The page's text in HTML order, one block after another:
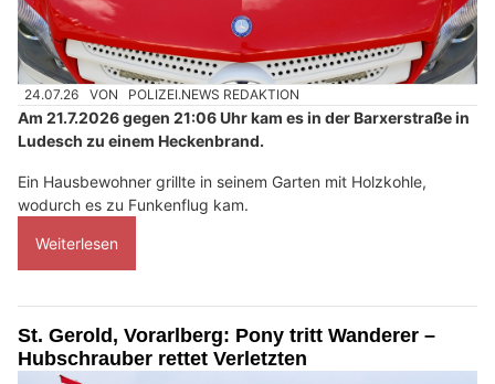
24.07.26 VON POLIZEI.NEWS REDAKTION
Am 21.7.2026 gegen 21:06 Uhr kam es in der Barxerstraße in
Ludesch zu einem Heckenbrand.
Ein Hausbewohner grillte in seinem Garten mit Holzkohle,
wodurch es zu Funkenflug kam.
Weiterlesen
St. Gerold, Vorarlberg: Pony tritt Wanderer –
Hubschrauber rettet Verletzten